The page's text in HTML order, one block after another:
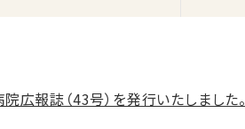
広報誌（43号）を発行いたしました。